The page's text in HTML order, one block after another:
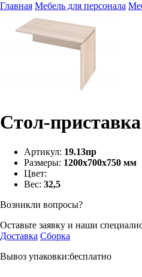
Главная Мебель для персонала
Стол-
Артикул: 19.13пр
Размеры: 1200х700х750 мм
Цвет:
Вес: 32,5
Возникли вопросы?
Оставьте заявку и наши
Доставка Сборка
Вывоз упаковки:бесплатно